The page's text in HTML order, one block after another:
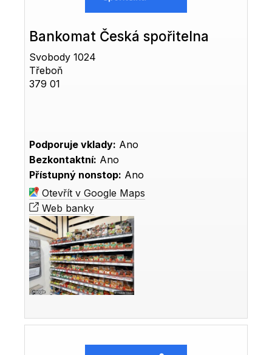
Bankomat Česká spořitelna
Svobody 1024
Třeboň
379 01
Podporuje vklady: Ano
Bezkontaktní: Ano
Přístupný nonstop: Ano
Otevřít v Google Maps
Web banky